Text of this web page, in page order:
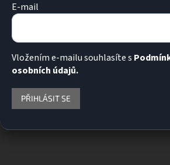
E-mail
Vložením e-mailu souhlasíte s
osobních údajů.
PŘIHLÁSIT SE